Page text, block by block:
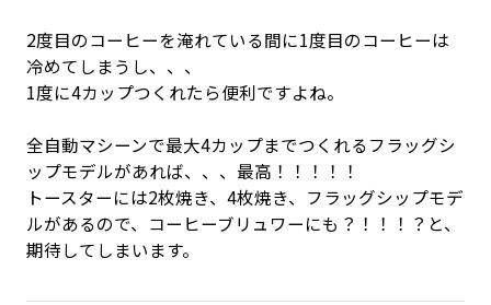
2度目のコーヒーを淹れている間に1度目のコーヒーは
冷めてしまうし、、、
1度に4カップつくれたら便利ですよね。
全自動マシーンで最大4カップまでつくれるフラッグシ
ップモデルがあれば、、、最高！！！！！
トースターには2枚焼き、4枚焼き、フラッグシップモデ
ルがあるので、コーヒーブリュワーにも？！！！？と、
期待してしまいます。